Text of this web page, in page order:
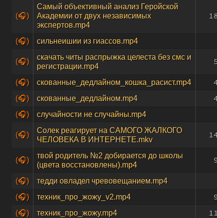
(🎧)
Самый объективный анализ Геройской
Академии от двух независимых
экспертов.mp4
(🎧) сильнеишии из гиассов.mp4
(🎧)
скачать читы распрыжка целеста без смс и
регистрации.mp4
(🎧) скованные_дедлайном_кошка_расист.mp4
(🎧) скованные_дедлайном.mp4
(🎧) случайности не случайны.mp4
(🎧)
Солек реагирует на САМОГО ЖАЛКОГО
ЧЕЛОВЕКА В ИНТЕРНЕТЕ.mkv
(🎧)
твой родитель №2 добирается до школы
(цвета восстановлены).mp4
(🎧)
тедди овладел чревовещанием.mp4
(🎧)
техник_про_жожу_v2.mp4
(🎧) техник_про_жожу.mp4